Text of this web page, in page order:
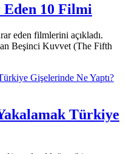
Eden 10 Filmi
eden filmlerini açıkladı.
Beşinci Kuvvet (The Fifth
Türkiye